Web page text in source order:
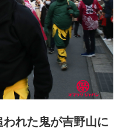
われた鬼が吉野山に